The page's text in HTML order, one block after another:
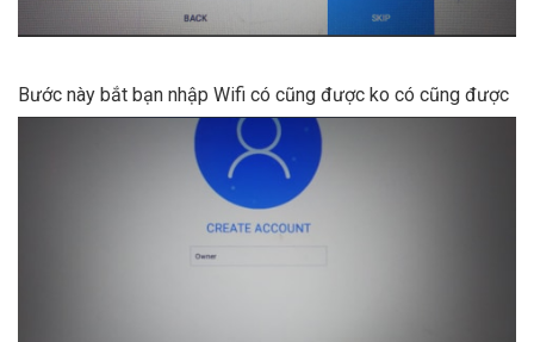
Bước này bắt bạn nhập Wifi có cũng được ko có cũng được